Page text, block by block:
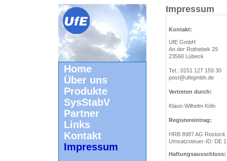
Home
Über uns
Produkte
SysStabV
Partner
Links
Kontakt
Impressum
Impressum
Kontakt:
UfE GmbH
An der Rothebek 29
23560 Lübeck
Tel.: 0151 127 159 30
post@ufegmbh.de
Vertreten durch:
Klaus-Wilhelm Köln
Registereintrag:
HRB 8987 AG Rostock
Umsatzsteuer-ID: DE
Haftungsausschluss: